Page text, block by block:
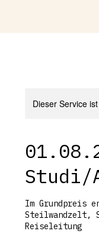
Dieser Service
Studi/
Im Grundpreis
Steilwandzelt,
Reiseleitung